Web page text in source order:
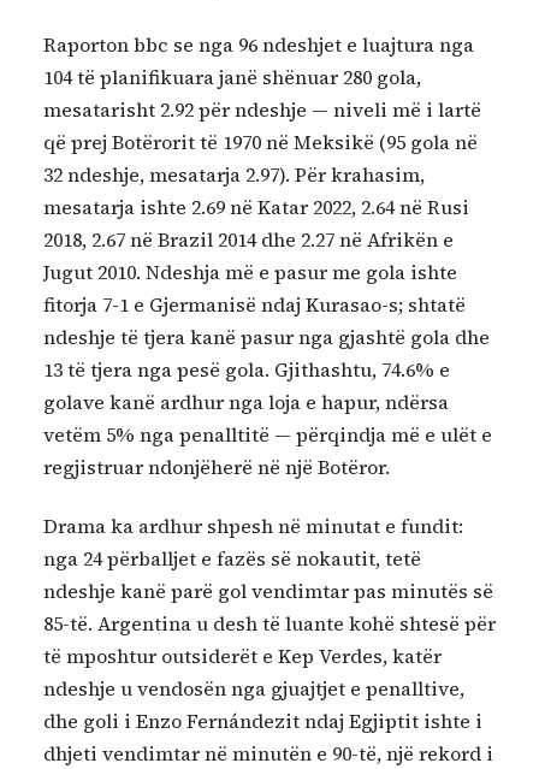
Raporton bbc se nga 96 ndeshjet e luajtura nga
104 të planifikuara janë shënuar 280 gola,
mesatarisht 2.92 për ndeshje — niveli më i lartë
që prej Botërorit të 1970 në Meksikë (95 gola në
32 ndeshje, mesatarja 2.97). Për krahasim,
mesatarja ishte 2.69 në Katar 2022, 2.64 në Rusi
2018, 2.67 në Brazil 2014 dhe 2.27 në Afrikën e
Jugut 2010. Ndeshja më e pasur me gola ishte
fitorja 7-1 e Gjermanisë ndaj Kurasao-s; shtatë
ndeshje të tjera kanë pasur nga gjashtë gola dhe
13 të tjera nga pesë gola. Gjithashtu, 74.6% e
golave kanë ardhur nga loja e hapur, ndërsa
vetëm 5% nga penalltitë — përqindja më e ulët e
regjistruar ndonjëherë në një Botëror.
Drama ka ardhur shpesh në minutat e fundit:
nga 24 përballjet e fazës së nokautit, tetë
ndeshje kanë parë gol vendimtar pas minutës së
85-të. Argentina u desh të luante kohë shtesë për
të mposhtur outsiderët e Kep Verdes, katër
ndeshje u vendosën nga gjuajtjet e penalltive,
dhe goli i Enzo Fernándezit ndaj Egjiptit ishte i
dhjeti vendimtar në minutën e 90-të, një rekord i